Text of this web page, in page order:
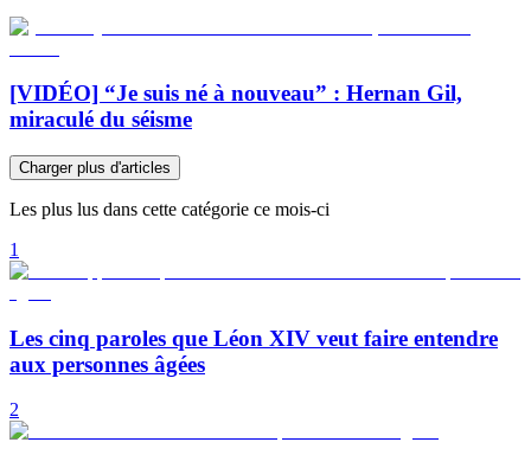
[VIDÉO] “Je suis né à nouveau” : Hernan Gil,
miraculé du séisme
Charger plus d'articles
Les plus lus dans cette catégorie ce mois-ci
1
Les cinq paroles que Léon XIV veut faire entendre
aux personnes âgées
2